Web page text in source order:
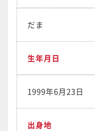
だま
生年月日
1999年6月23日
出身地